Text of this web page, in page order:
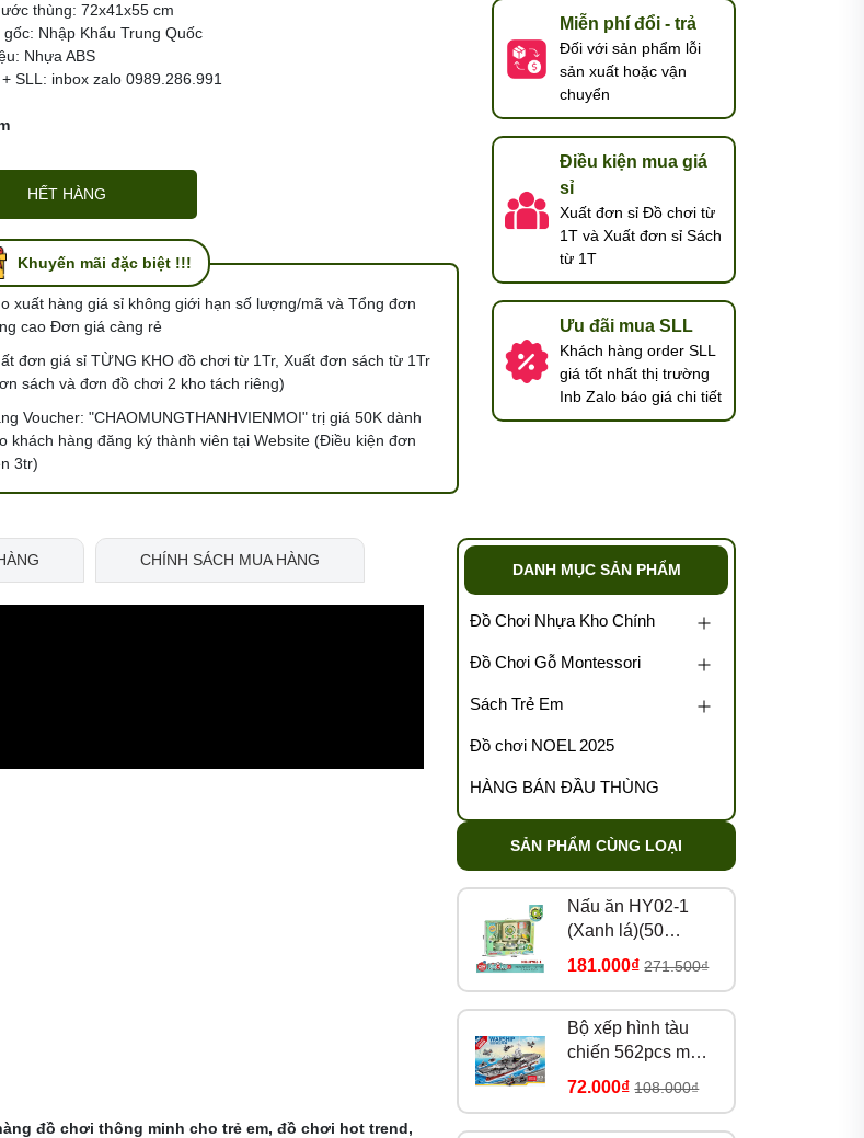
thùng: 72x41x55 cm
gốc: Nhập Khẩu Trung Quốc
Nhựa ABS
SLL: inbox zalo 0989.286.991
HẾT HÀNG
Khuyến mãi đặc biệt !!!
xuất hàng giá sỉ không giới hạn số lượng/mã và Tổng đơn
cao Đơn giá càng rẻ
đơn giá sỉ TỪNG KHO đồ chơi từ 1Tr, Xuất đơn sách từ 1Tr
sách và đơn đồ chơi 2 kho tách riêng)
Voucher: "CHAOMUNGTHANHVIENMOI" trị giá 50K dành
khách hàng đăng ký thành viên tại Website (Điều kiện đơn
3tr)
Miễn phí đổi - trả
Đối với sản phẩm lỗi
sản xuất hoặc vận
chuyển
Điều kiện mua giá
sỉ
Xuất đơn sỉ Đồ chơi từ
1T và Xuất đơn sỉ Sách
từ 1T
Ưu đãi mua SLL
Khách hàng order SLL
giá tốt nhất thị trường
Inb Zalo báo giá chi tiết
CHÍNH SÁCH MUA HÀNG
đồ chơi thông minh cho trẻ em, đồ chơi hot trend,
DANH MỤC SẢN PHẨM
Đồ Chơi Nhựa Kho Chính
Đồ Chơi Gỗ Montessori
Sách Trẻ Em
Đồ chơi NOEL 2025
HÀNG BÁN ĐẦU THÙNG
SẢN PHẨM CÙNG LOẠI
Nấu ăn HY02-1
(Xanh lá)(50
bộ/thùng)
181.000₫ 271.500₫
Bộ xếp hình tàu
chiến 562pcs mã
8979
72.000₫ 108.000₫